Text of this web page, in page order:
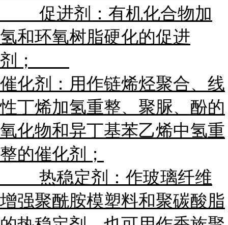
促进剂：有机化合物加
氢和环氧树脂硬化的促进
剂；
催化剂：用作链烯烃聚合、线
性丁烯加氢重整、聚脲、酚的
氧化物和异丁基苯乙烯中氢重
整的催化剂；
热稳定剂：作玻璃纤维
增强聚酰胺模塑料和聚碳酸脂